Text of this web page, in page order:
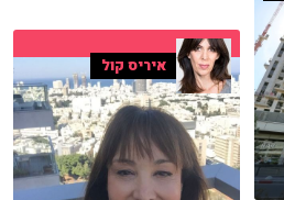
איריס קול